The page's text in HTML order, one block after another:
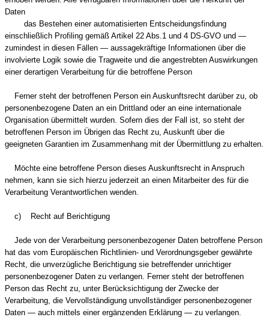
Daten
das Bestehen einer automatisierten Entscheidungsfindung
einschließlich Profiling gemäß Artikel 22 Abs.1 und 4 DS-GVO und —
zumindest in diesen Fällen — aussagekräftige Informationen über die
involvierte Logik sowie die Tragweite und die angestrebten Auswirkungen
einer derartigen Verarbeitung für die betroffene Person
Ferner steht der betroffenen Person ein Auskunftsrecht darüber zu, ob
personenbezogene Daten an ein Drittland oder an eine internationale
Organisation übermittelt wurden. Sofern dies der Fall ist, so steht der
betroffenen Person im Übrigen das Recht zu, Auskunft über die
geeigneten Garantien im Zusammenhang mit der Übermittlung zu erhalten.
Möchte eine betroffene Person dieses Auskunftsrecht in Anspruch
nehmen, kann sie sich hierzu jederzeit an einen Mitarbeiter des für die
Verarbeitung Verantwortlichen wenden.
c) Recht auf Berichtigung
Jede von der Verarbeitung personenbezogener Daten betroffene Person
hat das vom Europäischen Richtlinien- und Verordnungsgeber gewährte
Recht, die unverzügliche Berichtigung sie betreffender unrichtiger
personenbezogener Daten zu verlangen. Ferner steht der betroffenen
Person das Recht zu, unter Berücksichtigung der Zwecke der
Verarbeitung, die Vervollständigung unvollständiger personenbezogener
Daten — auch mittels einer ergänzenden Erklärung — zu verlangen.